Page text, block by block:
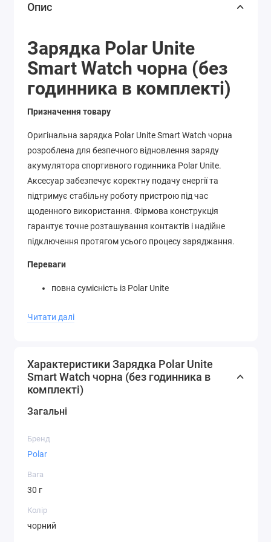
Опис
Зарядка Polar Unite
Smart Watch чорна (без
годинника в комплекті)
Призначення товару
Оригінальна зарядка Polar Unite Smart Watch чорна
розроблена для безпечного відновлення заряду
акумулятора спортивного годинника Polar Unite.
Аксесуар забезпечує коректну подачу енергії та
підтримує стабільну роботу пристрою під час
щоденного використання. Фірмова конструкція
гарантує точне розташування контактів і надійне
підключення протягом усього процесу заряджання.
Переваги
повна сумісність із Polar Unite
точне магнітне позиціонування для стабільного
навантаження
оригінальна конструкція для продовження
інтегрований USB-роз’єм для універсального
Читати далі
Характеристики Зарядка Polar Unite
Smart Watch чорна (без годинника в
комплекті)
Загальні
Бренд
Polar
Вага
30 г
Колір
чорний